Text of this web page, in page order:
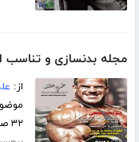
مجله بدنسازی و تناسب
از:
۳۲ صفحه